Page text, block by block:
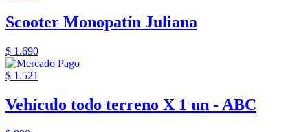
Scooter Monopatín Juliana
$ 1.690
$ 1.521
Vehículo todo terreno X 1 un - ABC